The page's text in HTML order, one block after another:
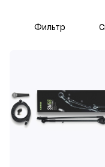
микрофон модели
популярность
техническим
Фильтр